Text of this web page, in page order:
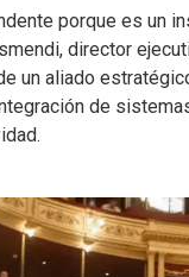
porque es un
director
un aliado
de